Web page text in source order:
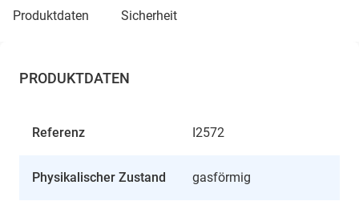
produktdaten sicherheit
PRODUKTDATEN
Referenz I2572
Physikalischer Zustand gasförmig